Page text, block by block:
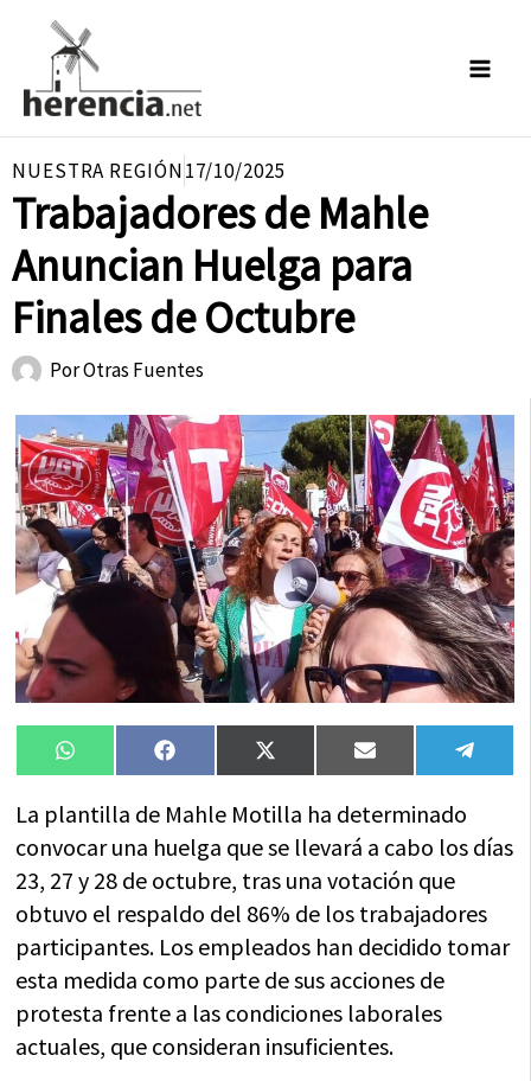
contenido
NUESTRA REGIÓN17/10/2025
Trabajadores de Mahle
Anuncian Huelga para
Finales de Octubre
PorOtras Fuentes
Compartir
en
WhatsAppCompartir
en
FacebookCompartir
en
X
(Twitter)
Compartir
en
Email
en
La plantilla de Mahle Motilla ha determinado
convocar una huelga que se llevará a cabo los días
23, 27 y 28 de octubre, tras una votación que
obtuvo el respaldo del 86% de los trabajadores
participantes. Los empleados han decidido tomar
esta medida como parte de sus acciones de
protesta frente a las condiciones laborales
actuales, que consideran insuficientes.